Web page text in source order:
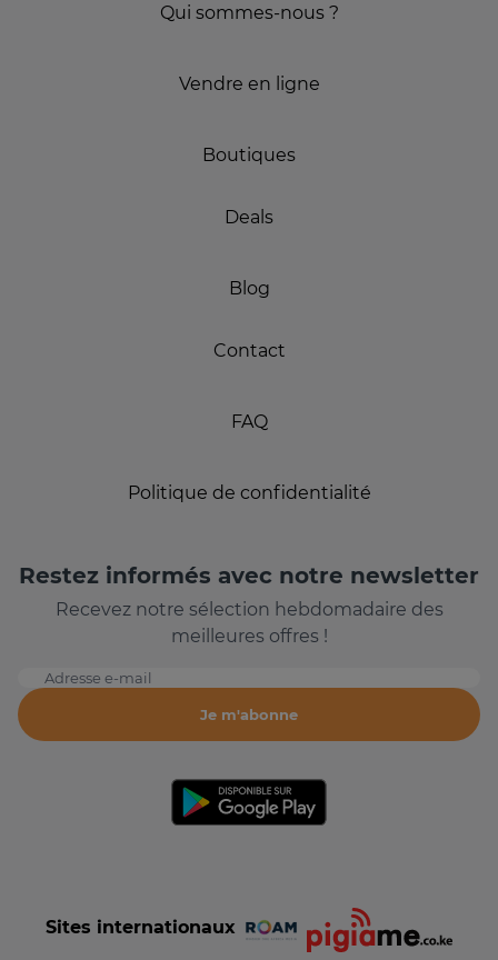
Qui sommes-nous ?
Vendre en ligne
Boutiques
Deals
Blog
Contact
FAQ
Politique de confidentialité
Restez informés avec notre newsletter
Recevez notre sélection hebdomadaire des
meilleures offres !
Adresse e-mail
Je m'abonne
Sites internationaux